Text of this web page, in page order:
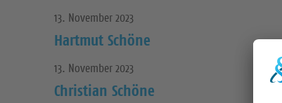
13. November 2023
Hartmut Schöne
13. November 2023
Christian Schöne